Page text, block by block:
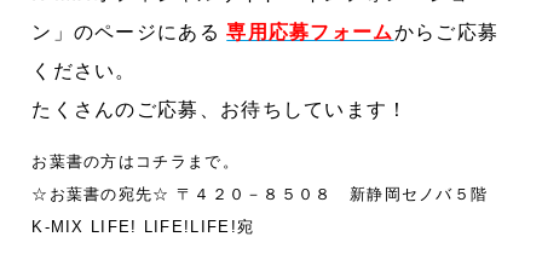
ン」のページにある専用応募フォームからご応募
ください。
たくさんのご応募、お待ちしています！
お葉書の方はコチラまで。
☆お葉書の宛先☆ 〒４２０－８５０８ 新静岡セノバ５階
K-MIX LIFE! LIFE!LIFE!宛